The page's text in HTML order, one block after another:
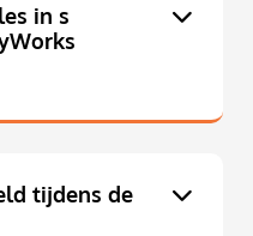
in s
tijdens de